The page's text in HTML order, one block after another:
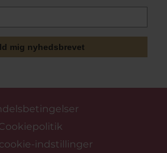
mig nyhedsbrevet
indstillinger